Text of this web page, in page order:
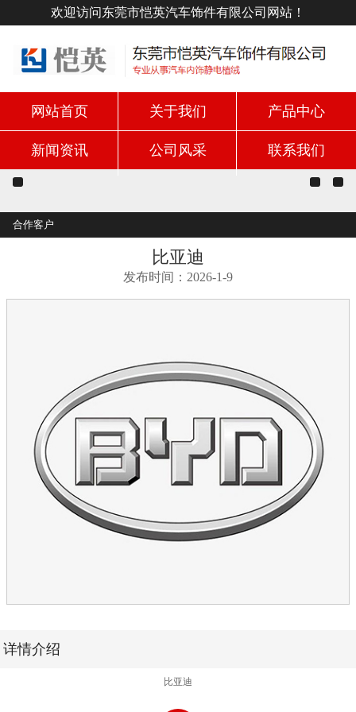
欢迎访问东莞市恺英汽车饰件有限公司网站！
网站首页 关于我们 产品中心
新闻资讯 公司风采 联系我们
合作客户
比亚迪
发布时间：2026-1-9
详情介绍
比亚迪